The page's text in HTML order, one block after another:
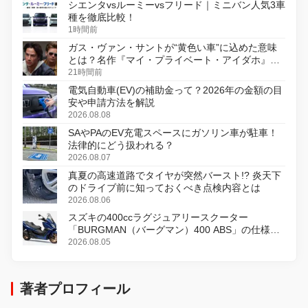
シエンタvsルーミーvsフリード｜ミニバン人気3車
種を徹底比較！
1時間前
ガス・ヴァン・サントが“黄色い車”に込めた意味
とは？名作『マイ・プライベート・アイダホ』が
初のデジタルリマスター版で復活
21時間前
電気自動車(EV)の補助金って？2026年の金額の目
安や申請方法を解説
2026.08.08
SAやPAのEV充電スペースにガソリン車が駐車！
法律的にどう扱われる？
2026.08.07
真夏の高速道路でタイヤが突然バースト!? 炎天下
のドライブ前に知っておくべき点検内容とは
2026.08.06
スズキの400ccラグジュアリースクーター
「BURGMAN（バーグマン）400 ABS」の仕様を
変更し、8月18日に発売
2026.08.05
著者プロフィール